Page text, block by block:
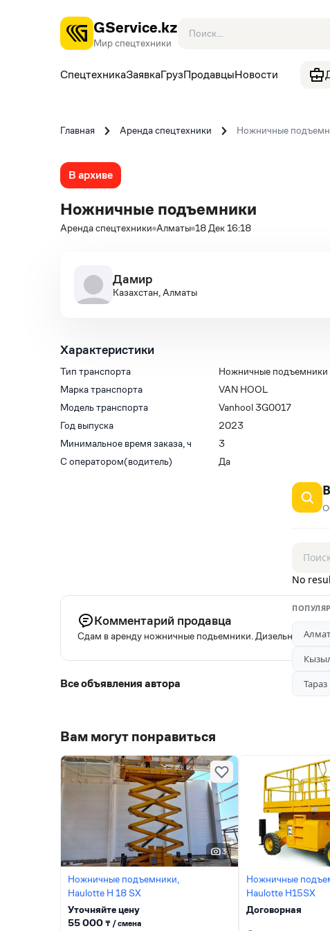
GService.kz
Мир спецтехники
СпецтехникаЗаявкаГрузПродавцыНовости
Главная Аренда спецтехники Ножничные
В архиве
Ножничные подъемники
Аренда спецтехники Алматы 18 Дек 16:18
Дамир
Казахстан, Алматы
Характеристики
Тип транспорта
Ножничные подъемники
Марка транспорта
VAN HOOL
Модель транспорта
Vanhool 3G0017
Год выпуска
2023
Минимальное время заказа, ч
3
С оператором(водитель)
Да
Комментарий продавца
Сдам в аренду ножничные подьемники. Дизельные и
Все объявления автора
Вам могут понравиться
3
Ножничные подъемники,
Haulotte H 18 SX
Уточняйте цену
55 000 ₸ / сменa
Ножничные
Haulotte H15SX
Договорная
No
Тараз